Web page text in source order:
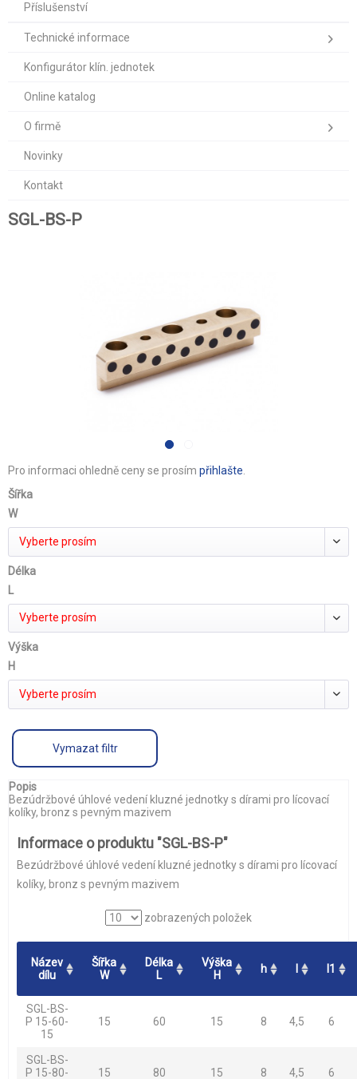
Příslušenství
Technické informace
Konfigurátor klín. jednotek
Online katalog
O firmě
Novinky
Kontakt
SGL-BS-P
Pro informaci ohledně ceny se prosím přihlašte
Šířka
W
Vyberte prosím
Délka
L
Vyberte prosím
Výška
H
Vyberte prosím
Vymazat filtr
Popis
Bezúdržbové úhlové vedení kluzné jednotky s dírami pro lícovací
kolíky, bronz s pevným mazivem
Informace o produktu "SGL-BS-P"
Bezúdržbové úhlové vedení kluzné jednotky s dírami pro lícovací
kolíky, bronz s pevným mazivem
zobrazených položek
Název
dílu
Šířka
W
Délka
L
Výška
H
h l1
SGL-BS-
P 15-60-
15
15 60 15 8 4,5 6
SGL-BS-
P 15-80-
15 80 15 8 4,5 6